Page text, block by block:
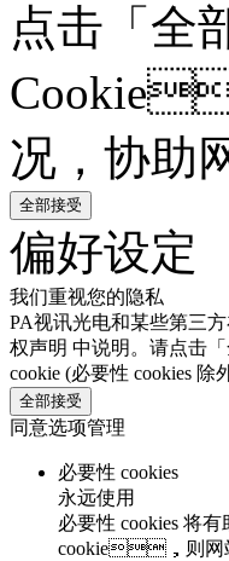
点击「全
况，协
全部接受
偏好设定
我们重视您的隐私
PA视讯光电和某些第三方
权声明 中说明。请点击
cookie (必要性 cookies 除
全部接受
同意选项管理
必要性 cookies
永远使用
必要性 cookies 将有
cookie，则网